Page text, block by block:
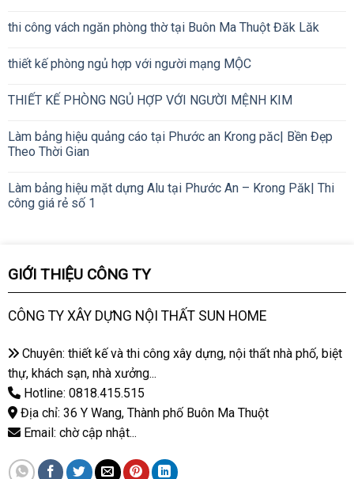
thi công vách ngăn phòng thờ tại Buôn Ma Thuột Đăk Lăk
thiết kế phòng ngủ hợp với người mạng MỘC
THIẾT KẾ PHÒNG NGỦ HỢP VỚI NGƯỜI MỆNH KIM
Làm bảng hiệu quảng cáo tại Phước an Krong păc| Bền Đẹp
Theo Thời Gian
Làm bảng hiệu mặt dựng Alu tại Phước An – Krong Păk| Thi
công giá rẻ số 1
GIỚI THIỆU CÔNG TY
CÔNG TY XÂY DỰNG NỘI THẤT SUN HOME
Chuyên: thiết kế và thi công xây dựng, nội thất nhà phố, biệt
thự, khách sạn, nhà xưởng...
Hotline: 0818.415.515
Địa chỉ: 36 Y Wang, Thành phố Buôn Ma Thuột
Email: chờ cập nhật...